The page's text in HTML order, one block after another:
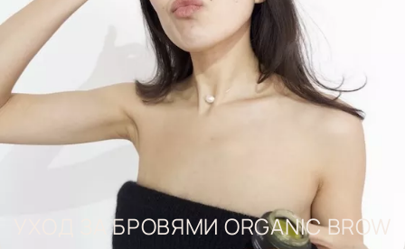
УХОД ЗА БРОВЯМИ ORGANIC BROW